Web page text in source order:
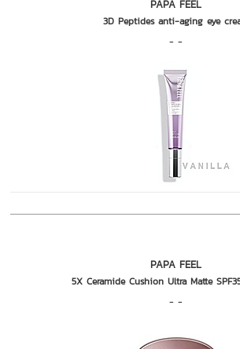
PAPA FEEL
3D Peptides anti-aging eye
- -
PAPA FEEL
5X Ceramide Cushion Ultra Matte
- -